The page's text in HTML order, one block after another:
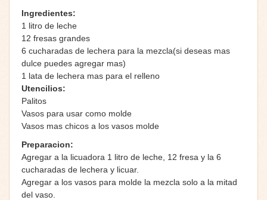
Ingredientes:
1 litro de leche
12 fresas grandes
6 cucharadas de lechera para la mezcla(si deseas mas
dulce puedes agregar mas)
1 lata de lechera mas para el relleno
Utencilios:
Palitos
Vasos para usar como molde
Vasos mas chicos a los vasos molde
Preparacion:
Agregar a la licuadora 1 litro de leche, 12 fresa y la 6
cucharadas de lechera y licuar.
Agregar a los vasos para molde la mezcla solo a la mitad
del vaso.